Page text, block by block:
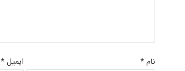
نام* ایمیل*